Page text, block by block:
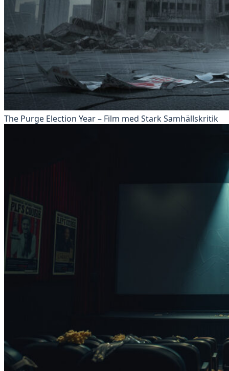
The Purge Election Year – Film med Stark Samhällskritik